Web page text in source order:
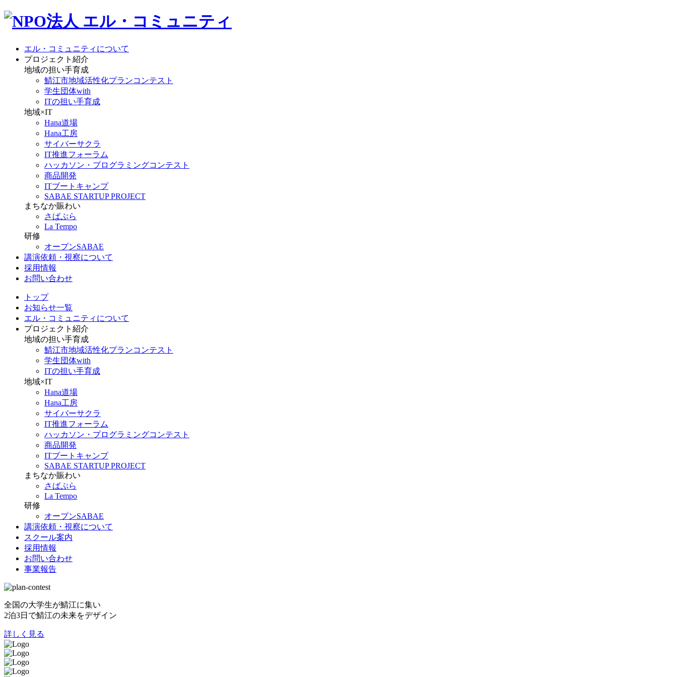
エル・コミュニティについて
プロジェクト紹介
地域の担い手育成
鯖江市地域活性化プランコンテスト
学生団体with
ITの担い手育成
地域×IT
Hana道場
Hana工房
サイバーサクラ
IT推進フォーラム
ハッカソン・プログラミングコンテスト
商品開発
ITブートキャンプ
SABAE STARTUP PROJECT
まちなか賑わい
さばぷら
La Tempo
研修
オープンSABAE
講演依頼・視察について
採用情報
お問い合わせ
トップ
お知らせ一覧
エル・コミュニティについて
プロジェクト紹介
地域の担い手育成
鯖江市地域活性化プランコンテスト
学生団体with
ITの担い手育成
地域×IT
Hana道場
Hana工房
サイバーサクラ
IT推進フォーラム
ハッカソン・プログラミングコンテスト
商品開発
ITブートキャンプ
SABAE STARTUP PROJECT
まちなか賑わい
さばぷら
La Tempo
研修
オープンSABAE
講演依頼・視察について
スクール案内
採用情報
お問い合わせ
事業報告
全国の大学生が鯖江に集い
2泊3日で鯖江の未来をデザイン
詳しく見る